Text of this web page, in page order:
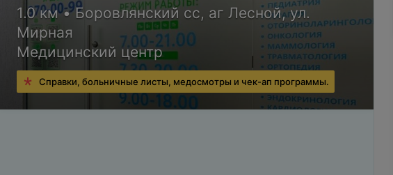
1.0 км • Боровлянский сс, аг Лесной, ул.
Мирная
Медицинский центр
Справки, больничные листы, медосмотры и чек-ап программы.